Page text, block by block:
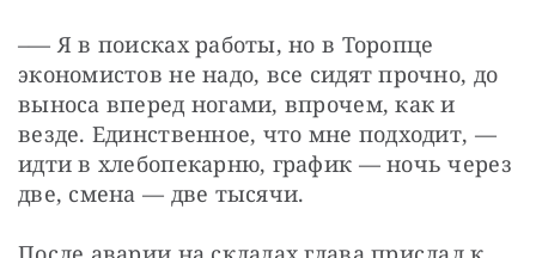
–— Я в поисках работы, но в Торопце
экономистов не надо, все сидят прочно, до
выноса вперед ногами, впрочем, как и
везде. Единственное, что мне подходит, —
идти в хлебопекарню, график — ночь через
две, смена — две тысячи.